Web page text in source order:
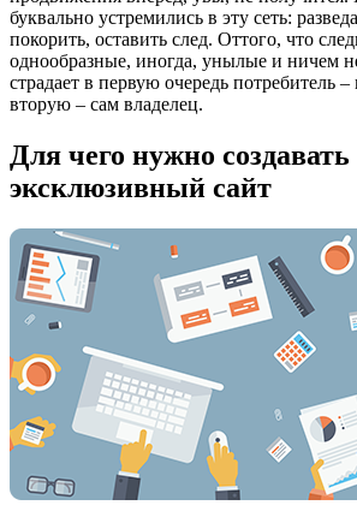
буквально устремились в эту сеть:
покорить, оставить след. Оттого, что
однообразные, иногда, унылые и ничем
страдает в первую очередь потребитель
вторую – сам владелец.
Для чего нужно создавать
эксклюзивный сайт